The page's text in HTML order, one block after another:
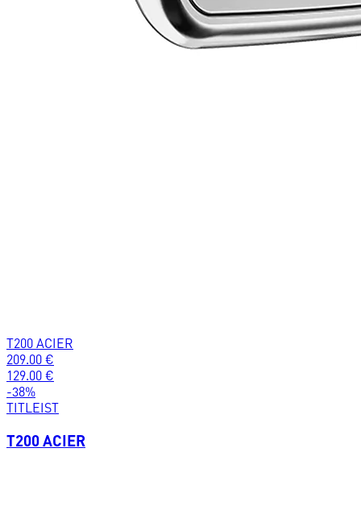
T200 ACIER
209.00 €
129.00 €
-38%
TITLEIST
T200 ACIER